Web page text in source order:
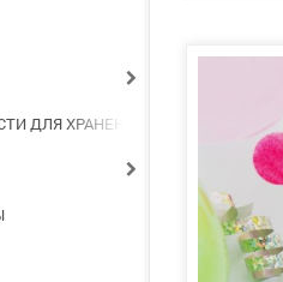
ДЛЯ ХРАНЕНИЯ ДОКУМЕНТОВ